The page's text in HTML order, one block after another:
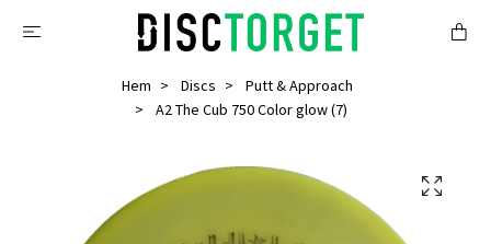
Hem Discs
Putt & Approach
A2 The Cub 750 Color glow (7)